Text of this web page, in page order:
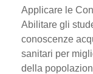
Applicare le
Abilitare gli
conoscenze
sanitari per
della